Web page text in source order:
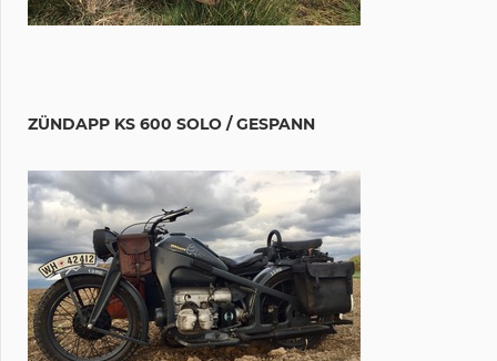
ZÜNDAPP KS 600 SOLO / GESPANN